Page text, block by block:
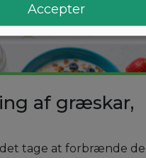
af græskar,
tage at forbrænde de
Accepter